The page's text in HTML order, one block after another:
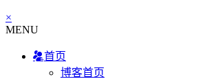
×
MENU
首页
博客首页